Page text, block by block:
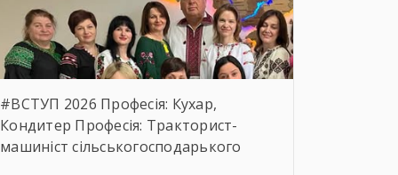
предмета закупівлі.
https://drive.google.com/file/d/
usp=sharing
#ВСТУП 2026 Професія: Кухар,
Кондитер Професія: Тракторист-
машиніст сільськогосподарького